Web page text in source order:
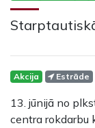
Akcija Estrāde
13. jūnijā no
centra rokdarbu